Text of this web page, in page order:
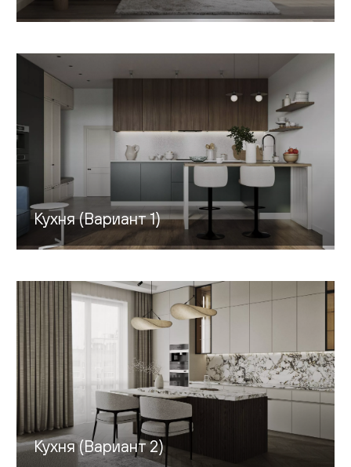
Гостиная
Детская
Кухня
Доставка и оплата
Проекты
Шоурумы
Кухня (Вариант 1)
Кухня (Вариант 2)